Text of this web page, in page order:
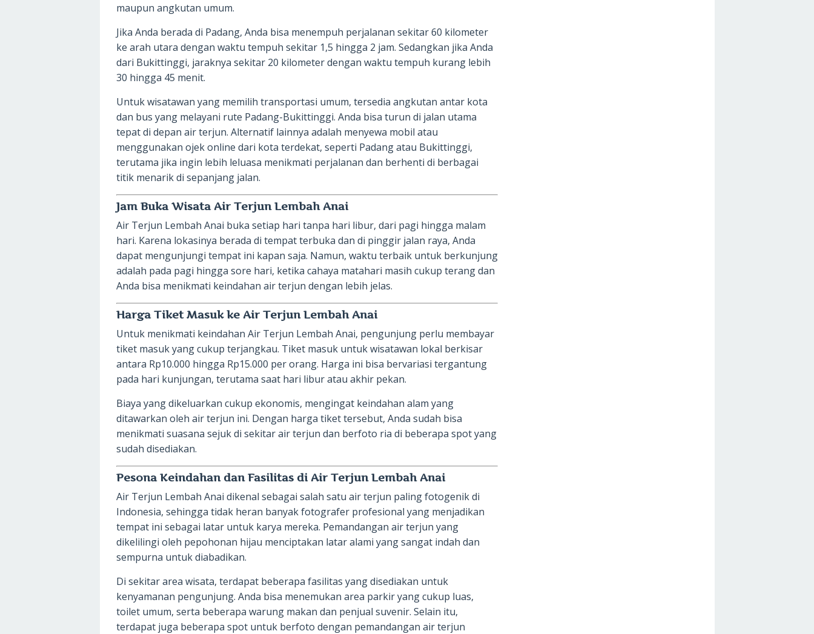
maupun angkutan umum.
Jika Anda berada di Padang, Anda bisa menempuh perjalanan sekitar 60 kilometer
ke arah utara dengan waktu tempuh sekitar 1,5 hingga 2 jam. Sedangkan jika Anda
dari Bukittinggi, jaraknya sekitar 20 kilometer dengan waktu tempuh kurang lebih
30 hingga 45 menit.
Untuk wisatawan yang memilih transportasi umum, tersedia angkutan antar kota
dan bus yang melayani rute Padang-Bukittinggi. Anda bisa turun di jalan utama
tepat di depan air terjun. Alternatif lainnya adalah menyewa mobil atau
menggunakan ojek online dari kota terdekat, seperti Padang atau Bukittinggi,
terutama jika ingin lebih leluasa menikmati perjalanan dan berhenti di berbagai
titik menarik di sepanjang jalan.
Jam Buka Wisata Air Terjun Lembah Anai
Air Terjun Lembah Anai buka setiap hari tanpa hari libur, dari pagi hingga malam
hari. Karena lokasinya berada di tempat terbuka dan di pinggir jalan raya, Anda
dapat mengunjungi tempat ini kapan saja. Namun, waktu terbaik untuk berkunjung
adalah pada pagi hingga sore hari, ketika cahaya matahari masih cukup terang dan
Anda bisa menikmati keindahan air terjun dengan lebih jelas.
Harga Tiket Masuk ke Air Terjun Lembah Anai
Untuk menikmati keindahan Air Terjun Lembah Anai, pengunjung perlu membayar
tiket masuk yang cukup terjangkau. Tiket masuk untuk wisatawan lokal berkisar
antara Rp10.000 hingga Rp15.000 per orang. Harga ini bisa bervariasi tergantung
pada hari kunjungan, terutama saat hari libur atau akhir pekan.
Biaya yang dikeluarkan cukup ekonomis, mengingat keindahan alam yang
ditawarkan oleh air terjun ini. Dengan harga tiket tersebut, Anda sudah bisa
menikmati suasana sejuk di sekitar air terjun dan berfoto ria di beberapa spot yang
sudah disediakan.
Pesona Keindahan dan Fasilitas di Air Terjun Lembah Anai
Air Terjun Lembah Anai dikenal sebagai salah satu air terjun paling fotogenik di
Indonesia, sehingga tidak heran banyak fotografer profesional yang menjadikan
tempat ini sebagai latar untuk karya mereka. Pemandangan air terjun yang
dikelilingi oleh pepohonan hijau menciptakan latar alami yang sangat indah dan
sempurna untuk diabadikan.
Di sekitar area wisata, terdapat beberapa fasilitas yang disediakan untuk
kenyamanan pengunjung. Anda bisa menemukan area parkir yang cukup luas,
toilet umum, serta beberapa warung makan dan penjual suvenir. Selain itu,
terdapat juga beberapa spot untuk berfoto dengan pemandangan air terjun